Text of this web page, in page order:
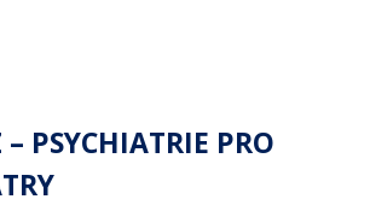
PSYCHIATRIE PRO